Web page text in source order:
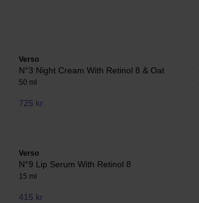
Verso
N°3 Night Cream With Retinol 8 & Oat
50 ml
725 kr
Verso
N°9 Lip Serum With Retinol 8
15 ml
415 kr